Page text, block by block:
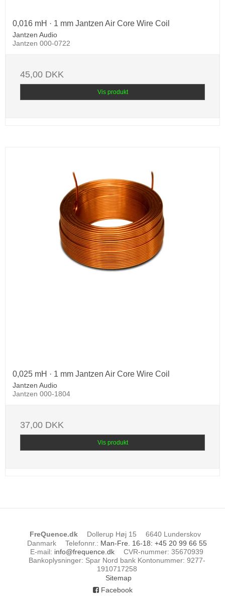
0,016 mH · 1 mm Jantzen Air Core Wire Coil
Jantzen Audio
Jantzen 000-0722
45,00 DKK
Vis produkt
0,025 mH · 1 mm Jantzen Air Core Wire Coil
Jantzen Audio
Jantzen 000-1804
37,00 DKK
Vis produkt
FreQuence.dk Dollerup Høj 15
6640 Lunderskov
Danmark
Telefonnr. : Man-Fre. 16-18: +45 20 99 66 55
E-mail: info@frequence.dk CVR-nummer: 35670939
Bankoplysninger: Spar Nord bank Kontonummer: 9277-
1910717258
Sitemap
Facebook